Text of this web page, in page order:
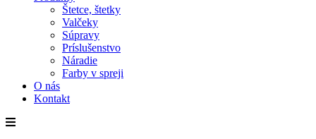
Štetce, štetky
Valčeky
Súpravy
Príslušenstvo
Náradie
Farby v spreji
O nás
Kontakt